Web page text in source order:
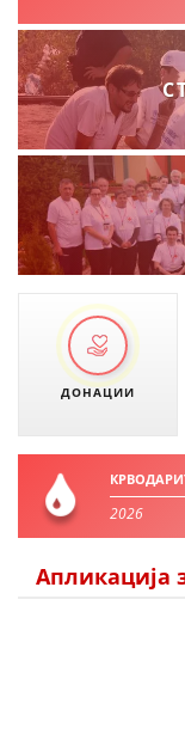
ДОНАЦИИ
2026
Апликација